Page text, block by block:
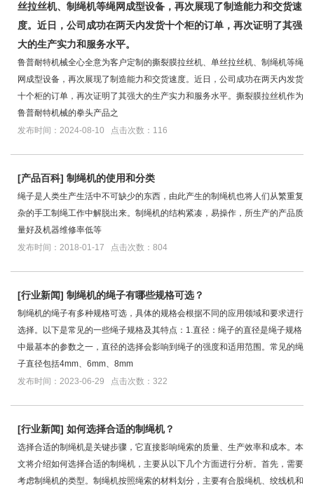
丝拉丝机、制绳机等绳网成型设备，再次展现了制造能力和交货速
度。近日，公司成功在两天内发货十个柜的订单，再次证明了其强
大的生产实力和服务水平。
鲁普耐特机械全心全意为客户定制的撕裂膜拉丝机、单丝拉丝机、制绳机等绳
网成型设备，再次展现了制造能力和交货速度。近日，公司成功在两天内发货
十个柜的订单，再次证明了其强大的生产实力和服务水平。撕裂膜拉丝机作为
鲁普耐特机械的拳头产品之
发布时间：2024-08-10 点击次数：116
[产品百科] 制绳机的使用和分类
绳子是人类生产生活中不可缺少的东西，由此产生的制绳机也将人们从繁重复
杂的手工制绳工作中解脱出来。制绳机的结构紧凑，易操作，所生产的产品质
量好及机器维修率低等
发布时间：2018-01-17 点击次数：804
[行业新闻] 制绳机的绳子有哪些规格可选？
制绳机的绳子有多种规格可选，具体的规格会根据不同的应用领域和要求进行
选择。以下是常见的一些绳子规格及其特点：1.直径：绳子的直径是绳子规格
中最基本的参数之一，直径的选择会影响到绳子的强度和适用范围。常见的绳
子直径包括4mm、6mm、8mm
发布时间：2023-06-29 点击次数：322
[行业新闻] 如何选择合适的制绳机？
选择合适的制绳机是关键步骤，它直接影响绳索的质量、生产效率和成本。本
文将介绍如何选择合适的制绳机，主要从以下几个方面进行分析。首先，需要
考虑制绳机的类型。制绳机按照绳索的材料划分，主要有合股绳机、绞线机和